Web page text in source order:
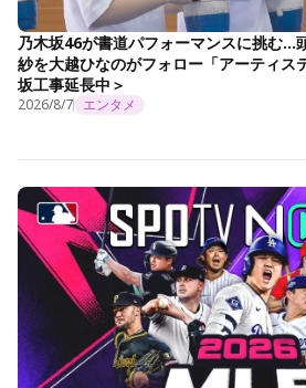
乃木坂46が書道パフォーマンスに挑む…
紗を大越ひなのがフォロー「アーティス
坂工事延長中＞
2026/8/7 エンタメ